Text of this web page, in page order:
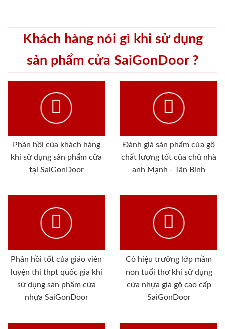
Khách hàng nói gì khi sử dụng
sản phẩm cửa SaiGonDoor ?
Phản hồi của khách hàng
khi sử dụng sản phẩm cửa
tại SaiGonDoor
Đánh giá sản phẩm cửa gỗ
chất lượng tốt của chủ nhà
anh Mạnh - Tân Bình
Phản hồi tốt của giáo viên
luyện thi thpt quốc gia khi
sử dụng sản phẩm cửa
nhựa SaiGonDoor
Cô hiệu trưởng lớp mầm
non tuổi thơ khi sử dụng
cửa nhựa giả gỗ cao cấp
SaiGonDoor